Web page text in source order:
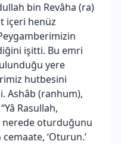
bin Revâha (ra)
içeri henüz
işitti. Bu emri
yere
hutbesini
Ashâb (ranhum),
Rasullah,
nerede oturduğunu
‘Oturun.’